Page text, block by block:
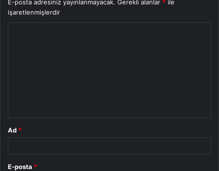
E-posta adresiniz yayınlanmayacak. Gerekli alanlar * ile
işaretlenmişlerdir
Ad *
E-posta *